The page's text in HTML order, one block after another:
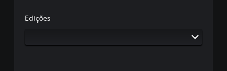
Edições